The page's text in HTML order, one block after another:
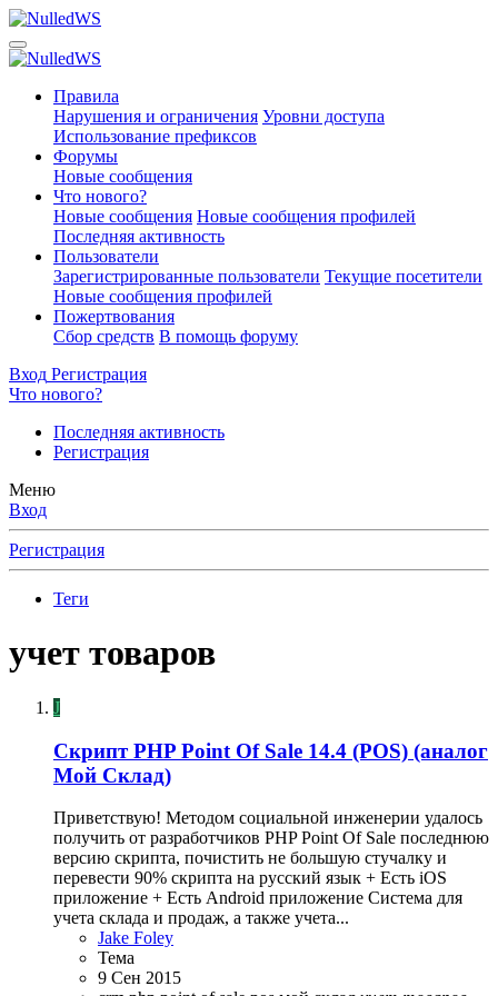
Правила
Нарушения и ограничения Уровни доступа
Использование префиксов
Форумы
Новые сообщения
Что нового?
Новые сообщения Новые сообщения профилей
Последняя активность
Пользователи
Зарегистрированные пользователи Текущие посетители
Новые сообщения профилей
Пожертвования
Сбор средств В помощь форуму
Вход Регистрация
Что нового?
Последняя активность
Регистрация
Меню
Вход
Регистрация
Теги
учет товаров
J
Скрипт PHP Point Of Sale 14.4 (POS) (аналог
Мой Склад)
Приветствую! Методом социальной инженерии удалось
получить от разработчиков PHP Point Of Sale последнюю
версию скрипта, почистить не большую стучалку и
перевести 90% скрипта на русский язык + Есть iOS
приложение + Есть Android приложение Система для
учета склада и продаж, а также учета...
Jake Foley
Тема
9 Сен 2015